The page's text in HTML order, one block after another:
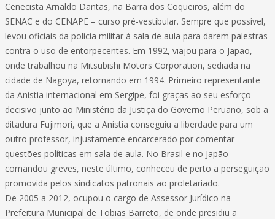
Cenecista Arnaldo Dantas, na Barra dos Coqueiros, além do
SENAC e do CENAPE – curso pré-vestibular. Sempre que possível,
levou oficiais da polícia militar à sala de aula para darem palestras
contra o uso de entorpecentes. Em 1992, viajou para o Japão,
onde trabalhou na Mitsubishi Motors Corporation, sediada na
cidade de Nagoya, retornando em 1994. Primeiro representante
da Anistia internacional em Sergipe, foi graças ao seu esforço
decisivo junto ao Ministério da Justiça do Governo Peruano, sob a
ditadura Fujimori, que a Anistia conseguiu a liberdade para um
outro professor, injustamente encarcerado por comentar
questões políticas em sala de aula. No Brasil e no Japão
comandou greves, neste último, conheceu de perto a perseguição
promovida pelos sindicatos patronais ao proletariado.
De 2005 a 2012, ocupou o cargo de Assessor Jurídico na
Prefeitura Municipal de Tobias Barreto, de onde presidiu a